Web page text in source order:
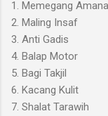
1. Memegang
2. Maling Insaf
3. Anti Gadis
4. Balap Motor
5. Bagi Takjil
6. Kacang Kulit
7. Shalat Tarawih